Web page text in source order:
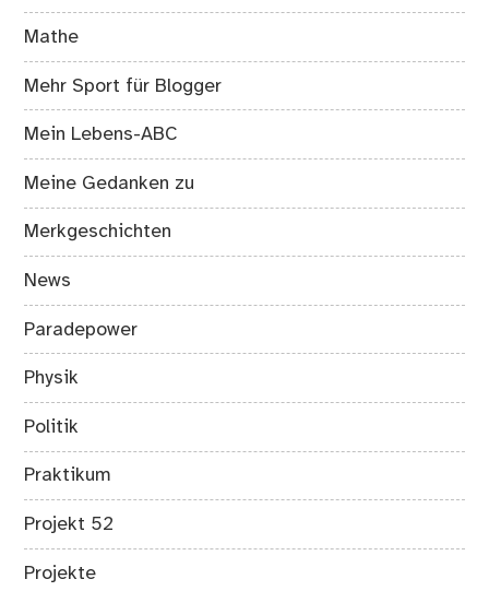
Mathe
Mehr Sport für Blogger
Mein Lebens-ABC
Meine Gedanken zu
Merkgeschichten
News
Paradepower
Physik
Politik
Praktikum
Projekt 52
Projekte